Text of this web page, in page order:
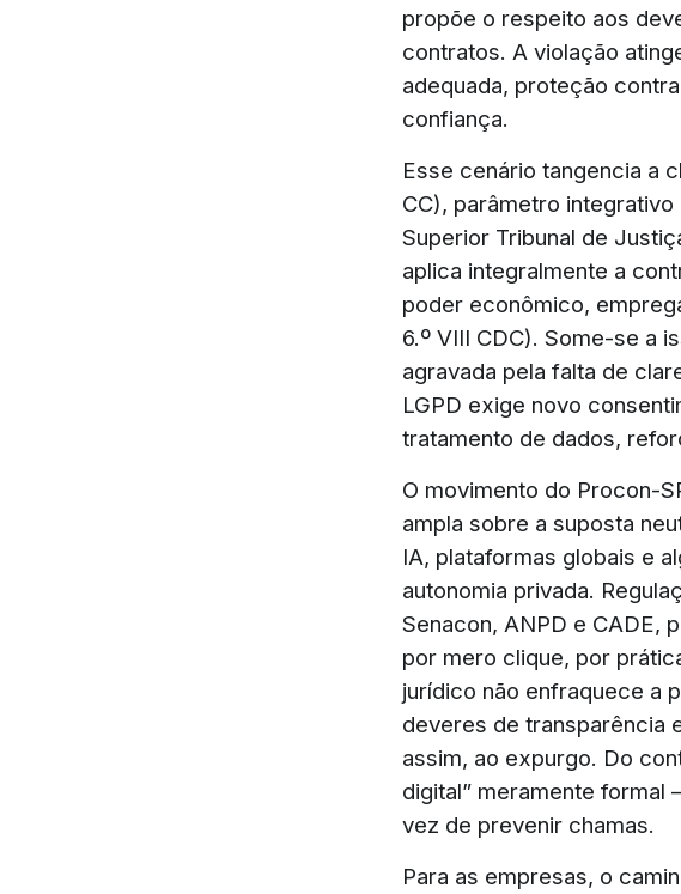
propõe o respeito aos
contratos. A violação
adequada, proteção
confiança.
Esse cenário tangencia a
CC), parâmetro
Superior Tribunal de
aplica integralmente a
poder econômico,
6.º VIII CDC). Some-se a
agravada pela falta de
LGPD exige novo
tratamento de dados,
O movimento do Procon-
ampla sobre a suposta
IA, plataformas globais e
autonomia privada.
Senacon, ANPD e CADE,
por mero clique, por
jurídico não enfraquece a
deveres de transparência
assim, ao expurgo. Do
digital” meramente
vez de prevenir chamas.
Para as empresas, o